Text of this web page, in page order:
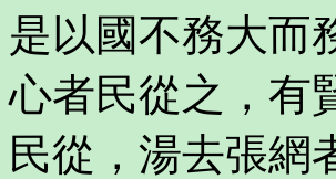
是以國不務大而
心者民從之，有
民從，湯去張網